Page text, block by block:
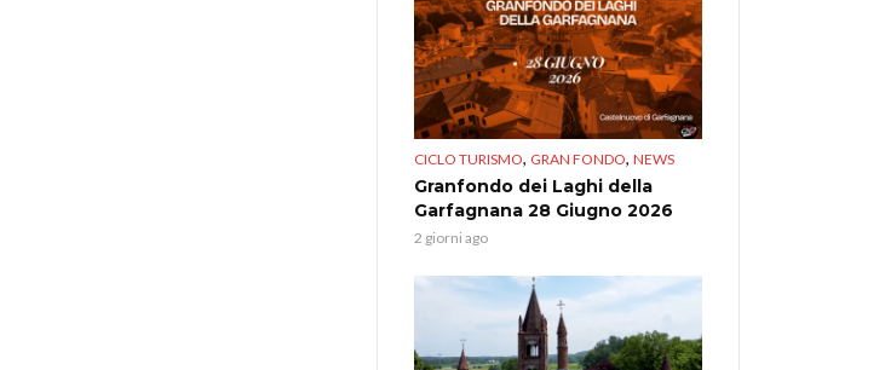
CICLO TURISMO, GRAN FONDO, NEWS
Granfondo dei Laghi della
Garfagnana 28 Giugno 2026
2 giorni ago